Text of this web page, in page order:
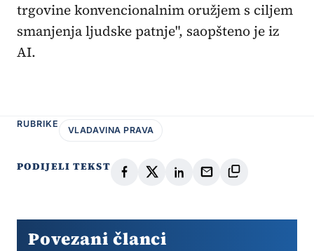
trgovine konvencionalnim oružjem s ciljem
smanjenja ljudske patnje", saopšteno je iz
AI.
RUBRIKE
VLADAVINA PRAVA
PODIJELI TEKST
Povezani članci